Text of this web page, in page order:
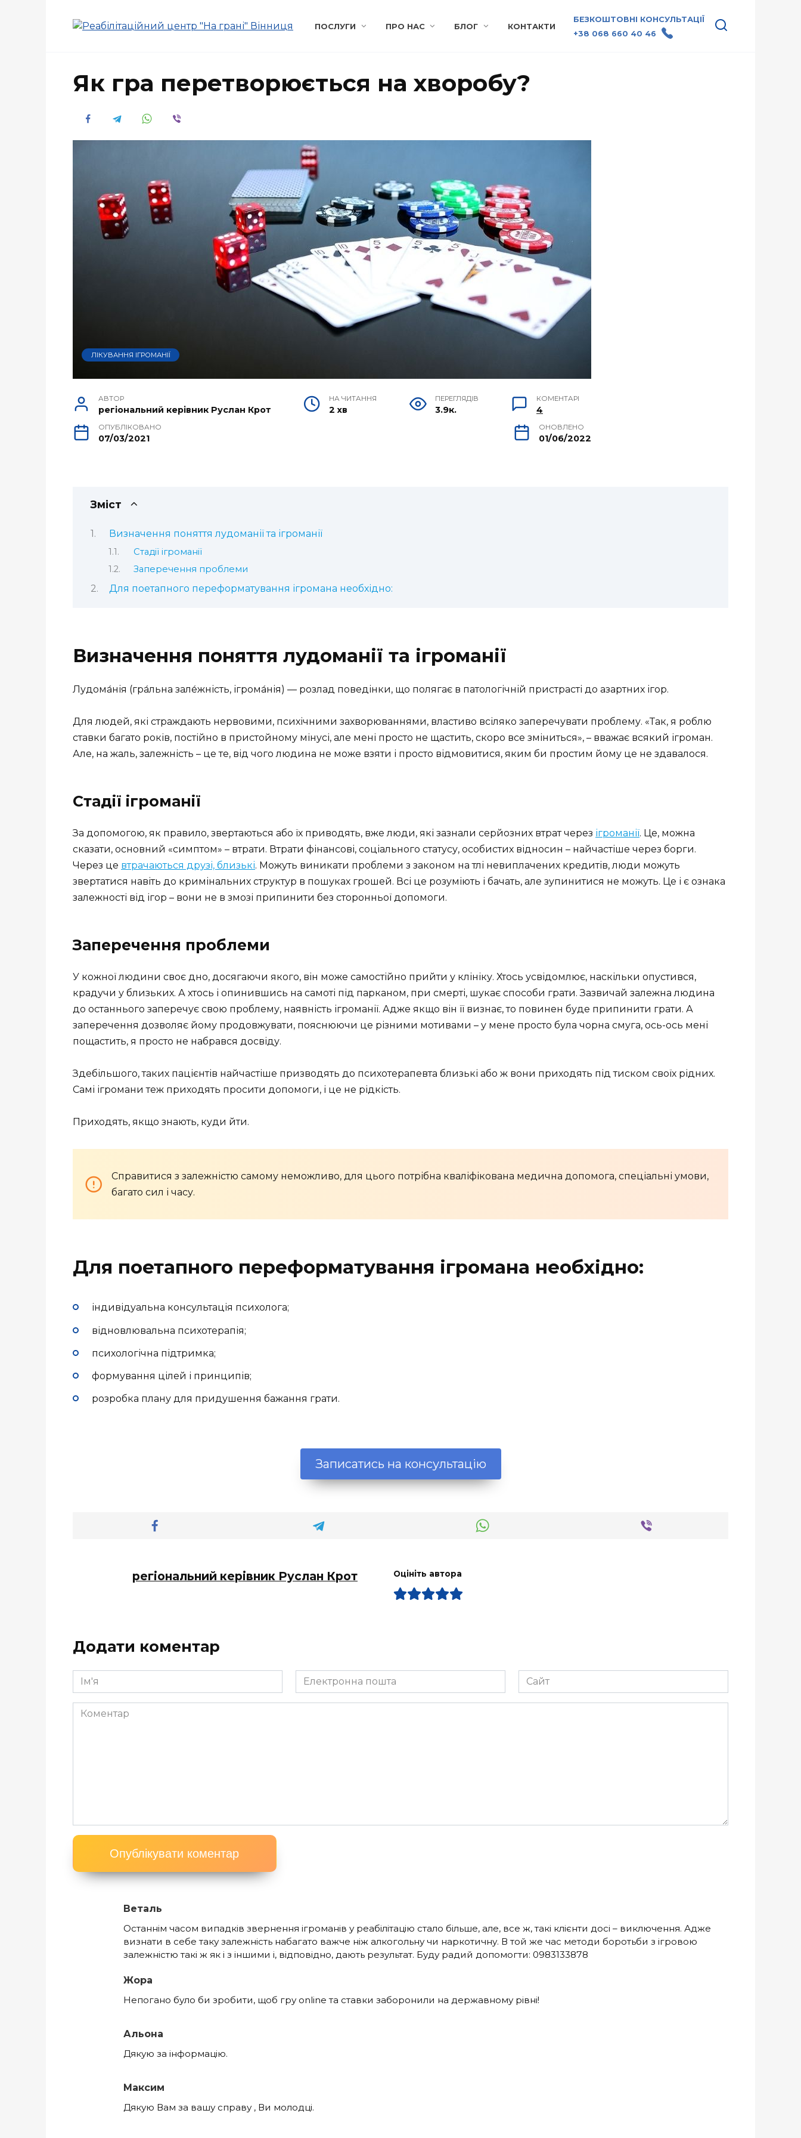
ПОСЛУГИ ПРО НАС БЛОГ КОНТАКТИ
БЕЗКОШТОВНІ КОНСУЛЬТАЦІЇ
+38 068 660 40 46
Як гра перетворюється на хворобу?
ЛІКУВАННЯ ІГРОМАНІЇ
АВТОР
регіональний керівник Руслан Крот
НА ЧИТАННЯ
2 хв
ПЕРЕГЛЯДІВ
3.9к.
КОМЕНТАРІ
4
ОПУБЛІКОВАНО
07/03/2021
ОНОВЛЕНО
01/06/2022
Зміст
Визначення поняття лудоманії та ігроманії
Стадії ігроманії
Заперечення проблеми
Для поетапного переформатування ігромана необхідно:
Визначення поняття лудоманії та ігроманії
Лудома́нія (гра́льна зале́жність, ігрома́нія) — розлад поведінки, що полягає в патологічній пристрасті до азартних ігор.
Для людей, які страждають нервовими, психічними захворюваннями, властиво всіляко заперечувати проблему. «Так, я роблю
ставки багато років, постійно в пристойному мінусі, але мені просто не щастить, скоро все зміниться», – вважає всякий ігроман.
Але, на жаль, залежність – це те, від чого людина не може взяти і просто відмовитися, яким би простим йому це не здавалося.
Стадії ігроманії
За допомогою, як правило, звертаються або їх приводять, вже люди, які зазнали серйозних втрат через ігроманії. Це, можна
сказати, основний «симптом» – втрати. Втрати фінансові, соціального статусу, особистих відносин – найчастіше через борги.
Через це втрачаються друзі, близькі. Можуть виникати проблеми з законом на тлі невиплачених кредитів, люди можуть
звертатися навіть до кримінальних структур в пошуках грошей. Всі це розуміють і бачать, але зупинитися не можуть. Це і є ознака
залежності від ігор – вони не в змозі припинити без сторонньої допомоги.
Заперечення проблеми
У кожної людини своє дно, досягаючи якого, він може самостійно прийти у клініку. Хтось усвідомлює, наскільки опустився,
крадучи у близьких. А хтось і опинившись на самоті під парканом, при смерті, шукає способи грати. Зазвичай залежна людина
до останнього заперечує свою проблему, наявність ігроманії. Адже якщо він її визнає, то повинен буде припинити грати. А
заперечення дозволяє йому продовжувати, пояснюючи це різними мотивами – у мене просто була чорна смуга, ось-ось мені
пощастить, я просто не набрався досвіду.
Здебільшого, таких пацієнтів найчастіше призводять до психотерапевта близькі або ж вони приходять під тиском своїх рідних.
Самі ігромани теж приходять просити допомоги, і це не рідкість.
Приходять, якщо знають, куди йти.
Справитися з залежністю самому неможливо, для цього потрібна кваліфікована медична допомога, спеціальні умови,
багато сил і часу.
Для поетапного переформатування ігромана необхідно:
індивідуальна консультація психолога;
відновлювальна психотерапія;
психологічна підтримка;
формування цілей і принципів;
розробка плану для придушення бажання грати.
Записатись на консультацію
регіональний керівник Руслан Крот Оцініть автора
Додати коментар
Веталь
Останнім часом випадків звернення ігроманів у реабілітацію стало більше, але, все ж, такі клієнти досі – виключення. Адже
визнати в себе таку залежність набагато важче ніж алкогольну чи наркотичну. В той же час методи боротьби з ігровою
залежністю такі ж як і з іншими і, відповідно, дають результат. Буду радий допомогти: 0983133878
Жора
Непогано було би зробити, щоб гру online та ставки заборонили на державному рівні!
Альона
Дякую за інформацію.
Максим
Дякую Вам за вашу справу , Ви молодці.